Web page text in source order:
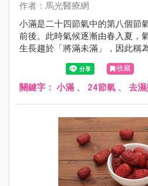
作者：馬光醫療網
小滿是二十四節氣中的第八個節
前後。此時氣候逐漸由春入夏，
生長趨於「將滿未滿」，因此稱
看，小滿的氣候特點是「濕氣漸
影響人體氣機運行。
收藏
關鍵字： 小滿 、 24節氣 、 去